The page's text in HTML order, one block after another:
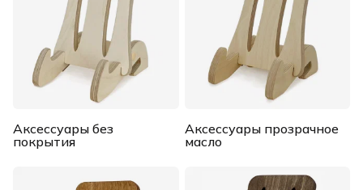
Аксессуары без
покрытия
Аксессуары прозрачное
масло